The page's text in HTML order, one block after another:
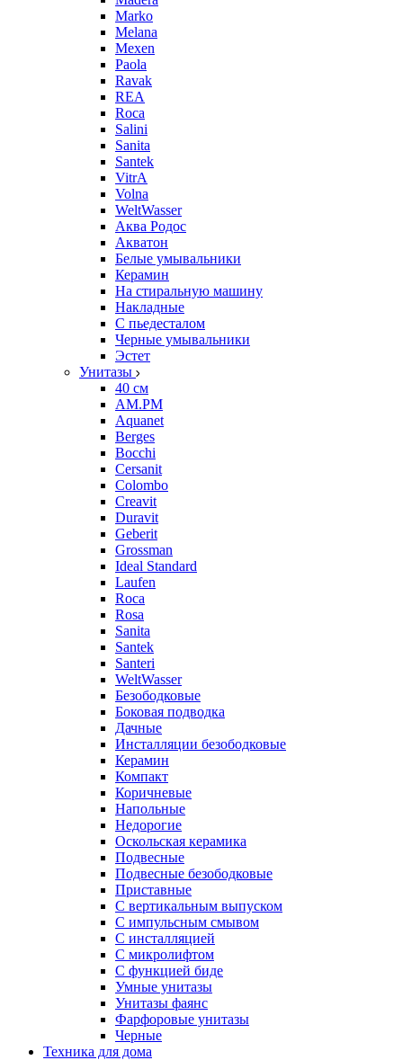
Marko
Melana
Mexen
Paola
Ravak
REA
Roca
Salini
Sanita
Santek
VitrA
Volna
WeltWasser
Аква Родос
Акватон
Белые умывальники
Керамин
На стиральную машину
Накладные
С пьедесталом
Черные умывальники
Эстет
Унитазы
40 см
AM.PM
Aquanet
Berges
Bocchi
Cersanit
Colombo
Creavit
Duravit
Geberit
Grossman
Ideal Standard
Laufen
Roca
Rosa
Sanita
Santek
Santeri
WeltWasser
Безободковые
Боковая подводка
Дачные
Инсталляции безободковые
Керамин
Компакт
Коричневые
Напольные
Недорогие
Оскольская керамика
Подвесные
Подвесные безободковые
Приставные
С вертикальным выпуском
С импульсным смывом
С инсталляцией
С микролифтом
С функцией биде
Умные унитазы
Унитазы фаянс
Фарфоровые унитазы
Черные
Техника для дома